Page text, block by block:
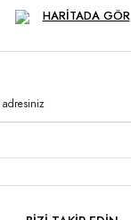
HARİTADA GÖR